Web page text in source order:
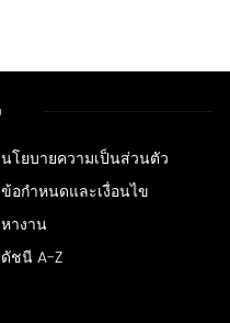
นโยบายความเป็นส่วนตัว
ข้อกำหนดและเงื่อนไข
หางาน
ดัชนี A-Z